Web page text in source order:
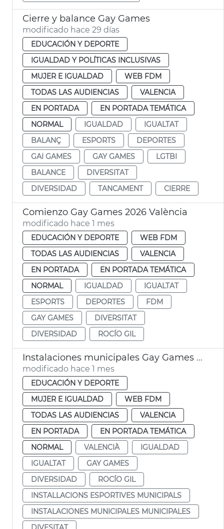
Cierre y balance Gay Games
modificado hace 29 días
EDUCACIÓN Y DEPORTE
IGUALDAD Y POLÍTICAS INCLUSIVAS
MUJER E IGUALDAD
WEB FDM
TODAS LAS AUDIENCIAS
VALENCIA
EN PORTADA
EN PORTADA TEMÁTICA
NORMAL
IGUALDAD
IGUALTAT
BALANÇ
ESPORTS
DEPORTES
GAI GAMES
GAY GAMES
LGTBI
BALANCE
DIVERSITAT
DIVERSIDAD
TANCAMENT CIERRE
Comienzo Gay Games 2026 València
modificado hace 1 mes
EDUCACIÓN Y DEPORTE
WEB FDM
TODAS LAS AUDIENCIAS
VALENCIA
EN PORTADA
EN PORTADA TEMÁTICA
NORMAL
IGUALDAD
IGUALTAT
ESPORTS
DEPORTES
FDM
GAY GAMES
DIVERSITAT
DIVERSIDAD
ROCÍO GIL
Instalaciones municipales Gay Games Ayuntamiento València
modificado hace 1 mes
EDUCACIÓN Y DEPORTE
MUJER E IGUALDAD
WEB FDM
TODAS LAS AUDIENCIAS
VALENCIA
EN PORTADA
EN PORTADA TEMÁTICA
NORMAL
VALENCIÀ
IGUALDAD
IGUALTAT
GAY GAMES
DIVERSIDAD
ROCÍO GIL
INSTALLACIONS ESPORTIVES MUNICIPALS
INSTALACIONES MUNICIPALES MUNICIPALES